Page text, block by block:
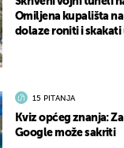
Omiljena kupališta
dolaze roniti i skakati
15 PITANJA
Kviz općeg znanja:
Google može sakriti